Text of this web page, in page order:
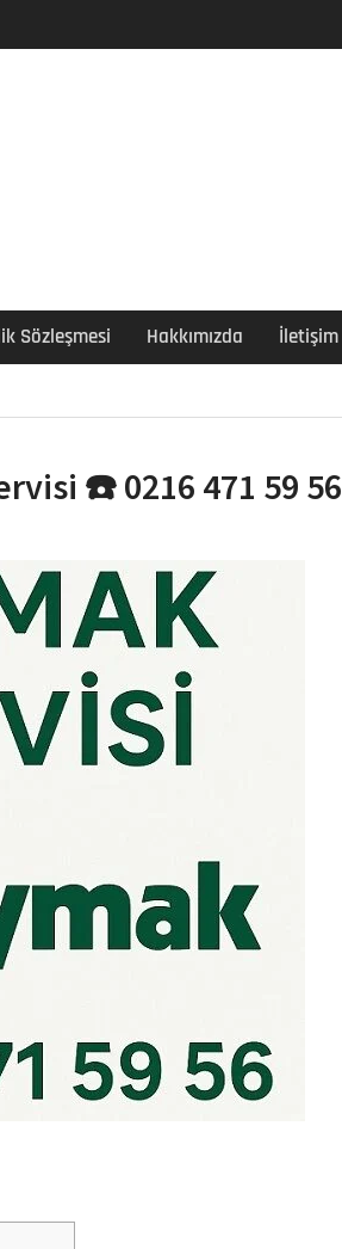
Sözleşmesi Hakkımızda İletişim
☎️ 0216 471 59 56